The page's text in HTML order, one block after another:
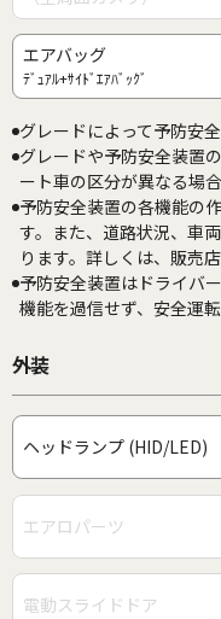
エアバッグ
ﾃﾞｭｱﾙ+ｻｲﾄﾞｴｱﾊﾞｯｸﾞ
グレードによって予防安
グレードや予防安全装置
ート車の区分が異なる場合
予防安全装置の各機能の
す。また、道路状況、車
ります。詳しくは、販売
予防安全装置はドライバ
機能を過信せず、安全運
外装
ヘッドランプ (HID/LED)
エアロパーツ
電動スライドドア